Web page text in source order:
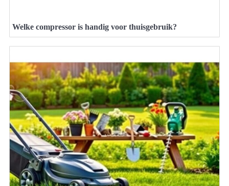
Welke compressor is handig voor thuisgebruik?